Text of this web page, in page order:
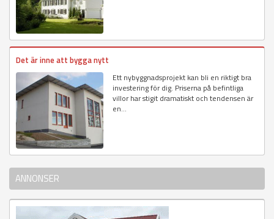
Det är inne att bygga nytt
Ett nybyggnadsprojekt kan bli en riktigt bra
investering för dig. Priserna på befintliga
villor har stigit dramatiskt och tendensen är
en...
ANNONSER